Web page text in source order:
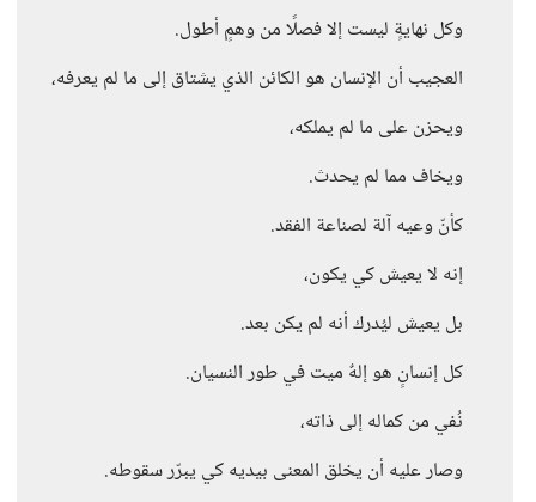
وكل نهايةٍ ليست إلا فصلًا من وهمٍ أطول.
العجيب أن الإنسان هو الكائن الذي يشتاق إلى ما لم يعرفه،
ويحزن على ما لم يملكه،
ويخاف مما لم يحدث.
كأنّ وعيه آلة لصناعة الفقد.
إنه لا يعيش كي يكون،
بل يعيش ليُدرك أنه لم يكن بعد.
كل إنسانٍ هو إلهٌ ميت في طور النسيان.
نُفي من كماله إلى ذاته،
وصار عليه أن يخلق المعنى بيديه كي يبرّر سقوطه.